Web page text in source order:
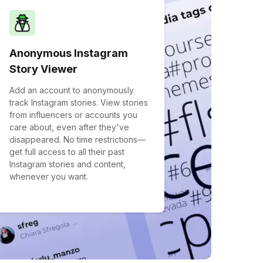
Anonymous Instagram
Story Viewer
Add an account to anonymously
track Instagram stories. View stories
from influencers or accounts you
care about, even after they've
disappeared. No time restrictions—
get full access to all their past
Instagram stories and content,
whenever you want.